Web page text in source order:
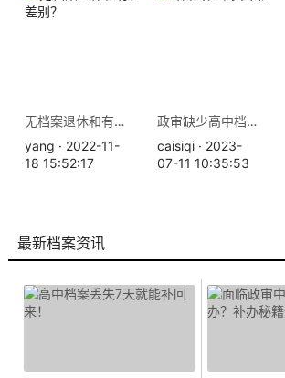
无档案退休和有档案退休的差别？
yang · 2022-11-
18 15:52:17
政审缺少高中档案怎么办
caisiqi · 2023-
07-11 10:35:53
最新档案资讯